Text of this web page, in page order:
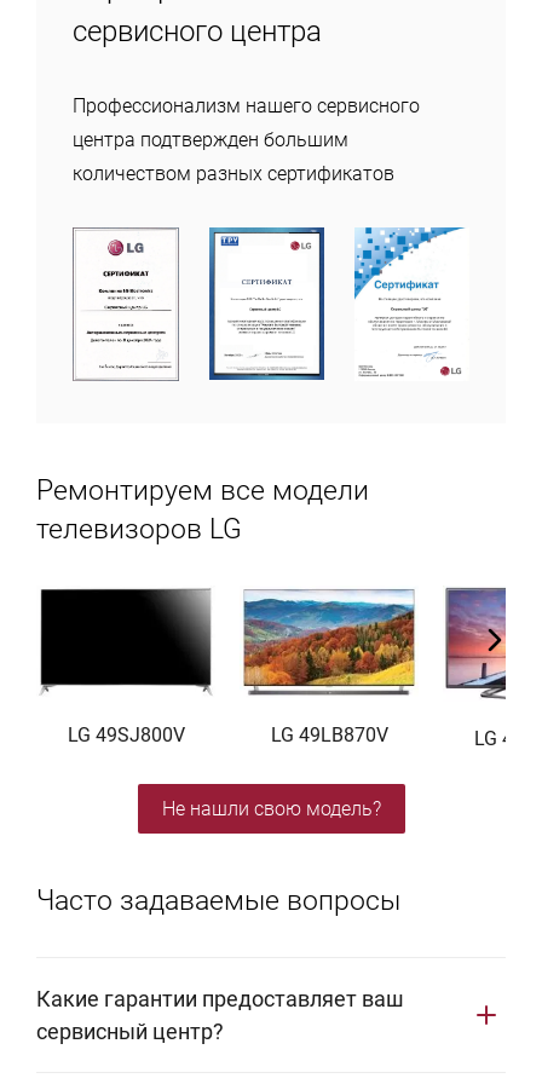
сервисного центра
Профессионализм нашего сервисного
центра подтвержден большим
количеством разных сертификатов
Ремонтируем все модели
телевизоров LG
LG 49SJ800V LG 49LB870V LG
Не нашли свою модель?
Часто задаваемые вопросы
Какие гарантии предоставляет ваш
сервисный центр?